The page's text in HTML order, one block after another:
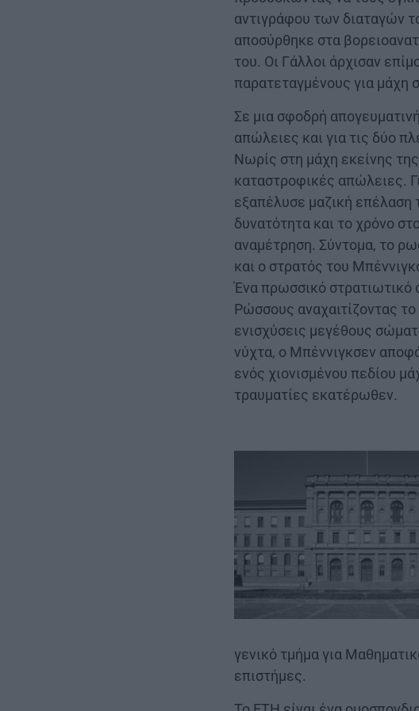
αντιγράφου των διαταγών
αποσύρθηκε στα
του. Οι Γάλλοι άρχισαν
παρατεταγμένους για μάχη
Σε μια σφοδρή
απώλειες και για τις δύο
Νωρίς στη μάχη εκείνης
καταστροφικές απώλειες.
εξαπέλυσε μαζική
δυνατότητα και το χρόνο
αναμέτρηση. Σύντομα, το
και ο στρατός του
Ένα πρωσσικό
Ρώσσους αναχαιτίζοντας
ενισχύσεις μεγέθους
νύχτα, ο Μπέννιγκσεν
ενός χιονισμένου πεδίου
τραυματίες εκατέρωθεν.
γενικό τμήμα για
επιστήμες.